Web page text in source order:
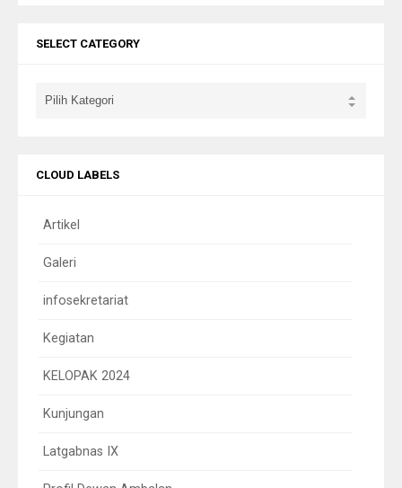
SELECT CATEGORY
CLOUD LABELS
Artikel
Galeri
infosekretariat
Kegiatan
KELOPAK 2024
Kunjungan
Latgabnas IX